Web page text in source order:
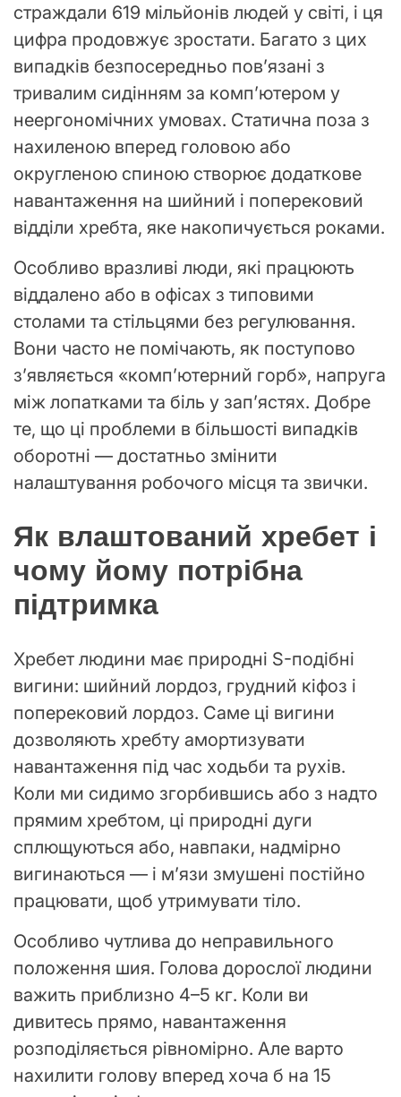
страждали 619 мільйонів людей у світі, і ця
цифра продовжує зростати. Багато з цих
випадків безпосередньо пов’язані з
тривалим сидінням за комп’ютером у
неергономічних умовах. Статична поза з
нахиленою вперед головою або
округленою спиною створює додаткове
навантаження на шийний і поперековий
відділи хребта, яке накопичується роками.
Особливо вразливі люди, які працюють
віддалено або в офісах з типовими
столами та стільцями без регулювання.
Вони часто не помічають, як поступово
з’являється «комп’ютерний горб», напруга
між лопатками та біль у зап’ястях. Добре
те, що ці проблеми в більшості випадків
оборотні — достатньо змінити
налаштування робочого місця та звички.
Як влаштований хребет і
чому йому потрібна
підтримка
Хребет людини має природні S-подібні
вигини: шийний лордоз, грудний кіфоз і
поперековий лордоз. Саме ці вигини
дозволяють хребту амортизувати
навантаження під час ходьби та рухів.
Коли ми сидимо згорбившись або з надто
прямим хребтом, ці природні дуги
сплющуються або, навпаки, надмірно
вигинаються — і м’язи змушені постійно
працювати, щоб утримувати тіло.
Особливо чутлива до неправильного
положення шия. Голова дорослої людини
важить приблизно 4–5 кг. Коли ви
дивитесь прямо, навантаження
розподіляється рівномірно. Але варто
нахилити голову вперед хоча б на 15